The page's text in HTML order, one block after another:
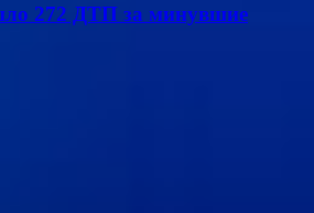
272 ДТП за минувшие